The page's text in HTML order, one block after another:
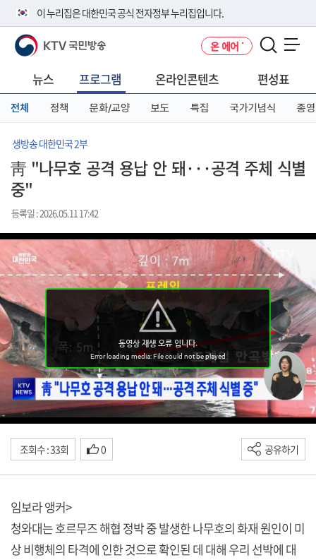
이 누리집은 대한민국 공식 전자정부 누리집입니다.
공식 누리집 주소 확인하기
니다.
이밖에 or.kr 또는 .kr등 다른 도메인 주소를 사용하고 있다면 아래 URL에
서 도메인 주소를 확인해 보세요
KTV 국민방송 온 에어
뉴스 프로그램 온라인콘텐츠 편성표
전체 정책 문화/교양 보도 특집 국가기념식 종영
생방송 대한민국 2부
靑 "나무호 공격 용납 안 돼···공격 주체 식별
중"
등록일 : 2026.05.11 17:42
조회수 : 33회 0 공유하기
임보라 앵커>
청와대는 호르무즈 해협 정박 중 발생한 나무호의 화재 원인이 미
상 비행체의 타격에 인한 것으로 확인된 데 대해 우리 선박에 대